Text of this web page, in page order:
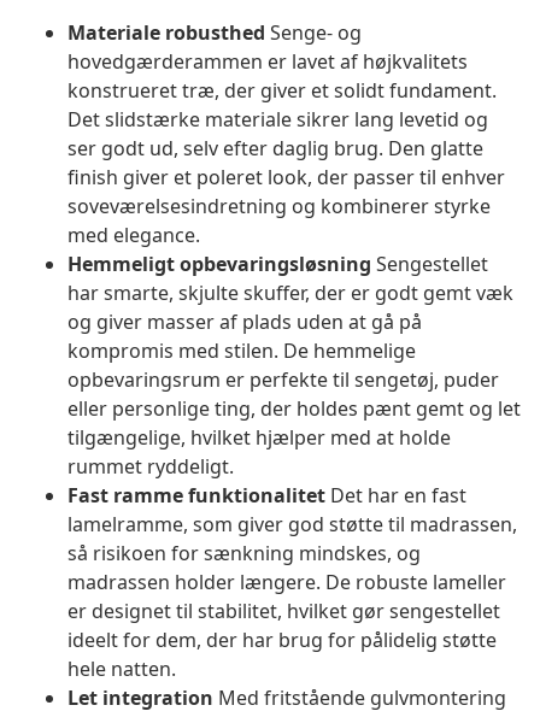
Materiale robusthed Senge- og
hovedgærderammen er lavet af højkvalitets
konstrueret træ, der giver et solidt fundament.
Det slidstærke materiale sikrer lang levetid og
ser godt ud, selv efter daglig brug. Den glatte
finish giver et poleret look, der passer til enhver
soveværelsesindretning og kombinerer styrke
med elegance.
Hemmeligt opbevaringsløsning Sengestellet
har smarte, skjulte skuffer, der er godt gemt væk
og giver masser af plads uden at gå på
kompromis med stilen. De hemmelige
opbevaringsrum er perfekte til sengetøj, puder
eller personlige ting, der holdes pænt gemt og let
tilgængelige, hvilket hjælper med at holde
rummet ryddeligt.
Fast ramme funktionalitet Det har en fast
lamelramme, som giver god støtte til madrassen,
så risikoen for sænkning mindskes, og
madrassen holder længere. De robuste lameller
er designet til stabilitet, hvilket gør sengestellet
ideelt for dem, der har brug for pålidelig støtte
hele natten.
Let integration Med fritstående gulvmontering